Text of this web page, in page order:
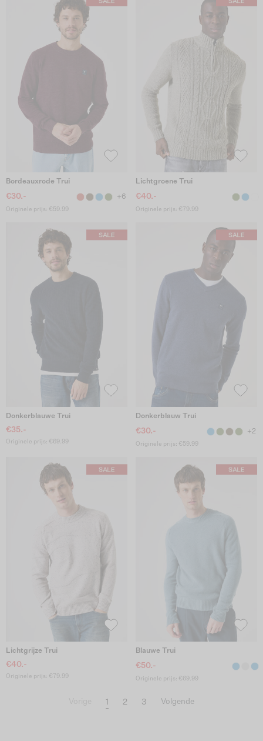
Bordeauxrode Trui
€30.- +6
Originele prijs: €59.99
Lichtgroene Trui
€40.-
Originele prijs: €79.99
Donkerblauwe Trui
€35.-
Originele prijs: €69.99
Donkerblauw Trui
€30.- +2
Originele prijs: €59.99
Lichtgrijze Trui
€40.-
Originele prijs: €79.99
Blauwe Trui
€50.-
Originele prijs: €69.99
1 2 3 Volgende